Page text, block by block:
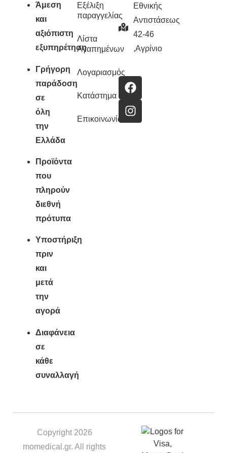
Άμεση
και
αξιόπιστη
εξυπηρέτηση
Γρήγορη
παράδοση
σε
όλη
την
Ελλάδα
Προϊόντα
που
πληρούν
διεθνή
πρότυπα
Υποστήριξη
πριν
και
μετά
την
αγορά
Διαφάνεια
σε
κάθε
συναλλαγή
Εξέλιξη
παραγγελίας
Λίστα
Αγαπημένων
Λογαριασμός
Κατάστημα
Επικοινωνία
Εθνικής
Αντιστάσεως
42-46
,Αγρίνιο
Copyright 2026
momedical.gr. All rights